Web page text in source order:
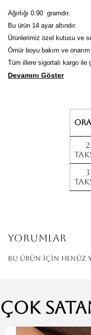
Ağırlığı 0.90 gramdır.
Bu ürün 14 ayar altındır.
Ürünlerimiz özel kutusu ve
Ömür boyu bakım ve
Tüm illere sigortalı kargo ile
Devamını Göster
2
3
Yorumlar
Bu ürün için henüz
Çok